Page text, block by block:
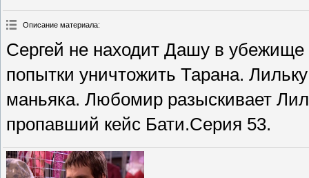
Описание материала:
Сергей не находит Дашу в
попытки уничтожить Тарана.
маньяка. Любомир разыскивает
пропавший кейс Бати.Серия 53.